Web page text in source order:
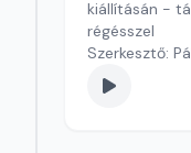
kiállításán -
régésszel
Szerkesztő: